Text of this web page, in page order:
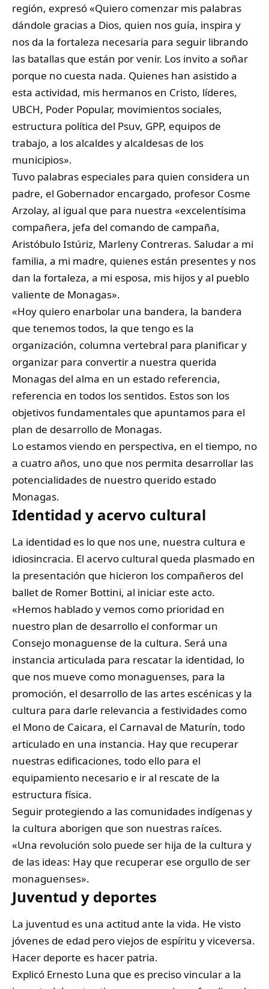
región, expresó «Quiero comenzar mis palabras
dándole gracias a Dios, quien nos guía, inspira y
nos da la fortaleza necesaria para seguir librando
las batallas que están por venir. Los invito a soñar
porque no cuesta nada. Quienes han asistido a
esta actividad, mis hermanos en Cristo, líderes,
UBCH, Poder Popular, movimientos sociales,
estructura política del Psuv, GPP, equipos de
trabajo, a los alcaldes y alcaldesas de los
municipios».
Tuvo palabras especiales para quien considera un
padre, el Gobernador encargado, profesor Cosme
Arzolay, al igual que para nuestra «excelentísima
compañera, jefa del comando de campaña,
Aristóbulo Istúriz, Marleny Contreras. Saludar a mi
familia, a mi madre, quienes están presentes y nos
dan la fortaleza, a mi esposa, mis hijos y al pueblo
valiente de Monagas».
«Hoy quiero enarbolar una bandera, la bandera
que tenemos todos, la que tengo es la
organización, columna vertebral para planificar y
organizar para convertir a nuestra querida
Monagas del alma en un estado referencia,
referencia en todos los sentidos. Estos son los
objetivos fundamentales que apuntamos para el
plan de desarrollo de Monagas.
Lo estamos viendo en perspectiva, en el tiempo, no
a cuatro años, uno que nos permita desarrollar las
potencialidades de nuestro querido estado
Monagas.
Identidad y acervo cultural
La identidad es lo que nos une, nuestra cultura e
idiosincracia. El acervo cultural queda plasmado en
la presentación que hicieron los compañeros del
ballet de Romer Bottini, al iniciar este acto.
«Hemos hablado y vemos como prioridad en
nuestro plan de desarrollo el conformar un
Consejo monaguense de la cultura. Será una
instancia articulada para rescatar la identidad, lo
que nos mueve como monaguenses, para la
promoción, el desarrollo de las artes escénicas y la
cultura para darle relevancia a festividades como
el Mono de Caicara, el Carnaval de Maturín, todo
articulado en una instancia. Hay que recuperar
nuestras edificaciones, todo ello para el
equipamiento necesario e ir al rescate de la
estructura física.
Seguir protegiendo a las comunidades indígenas y
la cultura aborigen que son nuestras raíces.
«Una revolución solo puede ser hija de la cultura y
de las ideas: Hay que recuperar ese orgullo de ser
monaguenses».
Juventud y deportes
La juventud es una actitud ante la vida. He visto
jóvenes de edad pero viejos de espíritu y viceversa.
Hacer deporte es hacer patria.
Explicó Ernesto Luna que es preciso vincular a la